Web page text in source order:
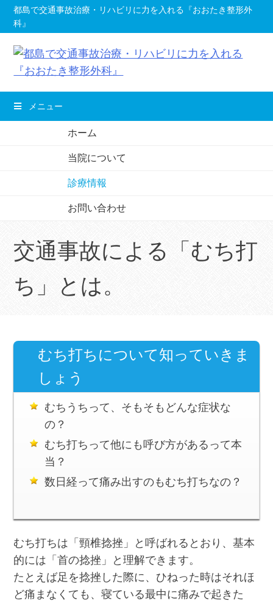
へ
都島で交通事故治療・リハビリに力を入れる『おおたき整形外
科』
メニュー
ホーム
当院について
診療情報
お問い合わせ
交通事故による「むち打
ち」とは。
むち打ちについて知っていきま
しょう
むちうちって、そもそもどんな症状な
の？
むち打ちって他にも呼び方があるって本
当？
数日経って痛み出すのもむち打ちなの？
むち打ちは「頸椎捻挫」と呼ばれるとおり、基本
的には「首の捻挫」と理解できます。
たとえば足を捻挫した際に、ひねった時はそれほ
ど痛まなくても、寝ている最中に痛みで起きた